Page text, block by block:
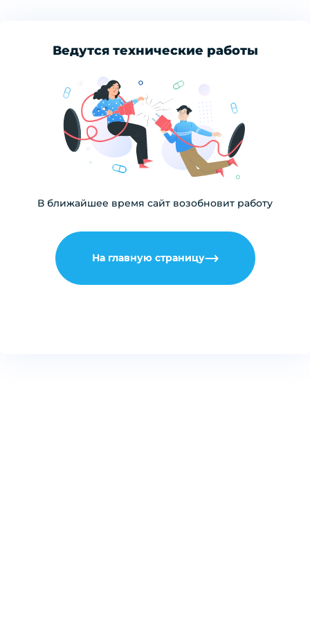
Ведутся технические работы
В ближайшее время сайт возобновит работу
На главную страницу